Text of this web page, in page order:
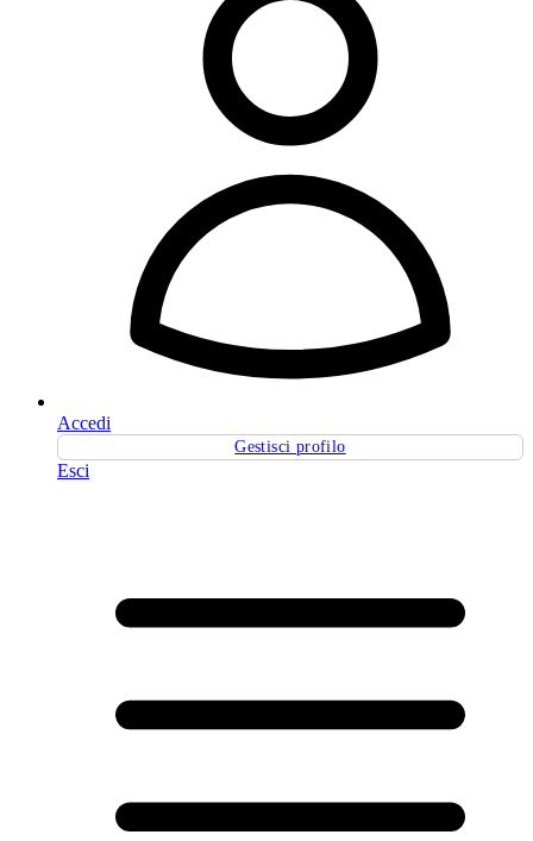
Accedi
Gestisci profilo
Esci